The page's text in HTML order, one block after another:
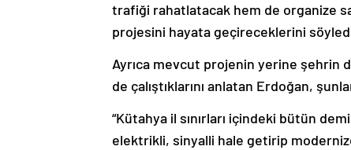
trafiği rahatlatacak hem de organize
projesini hayata geçireceklerini
Ayrıca mevcut projenin yerine şehrin
de çalıştıklarını anlatan Erdoğan,
“Kütahya il sınırları içindeki bütün
elektrikli, sinyalli hale getirip